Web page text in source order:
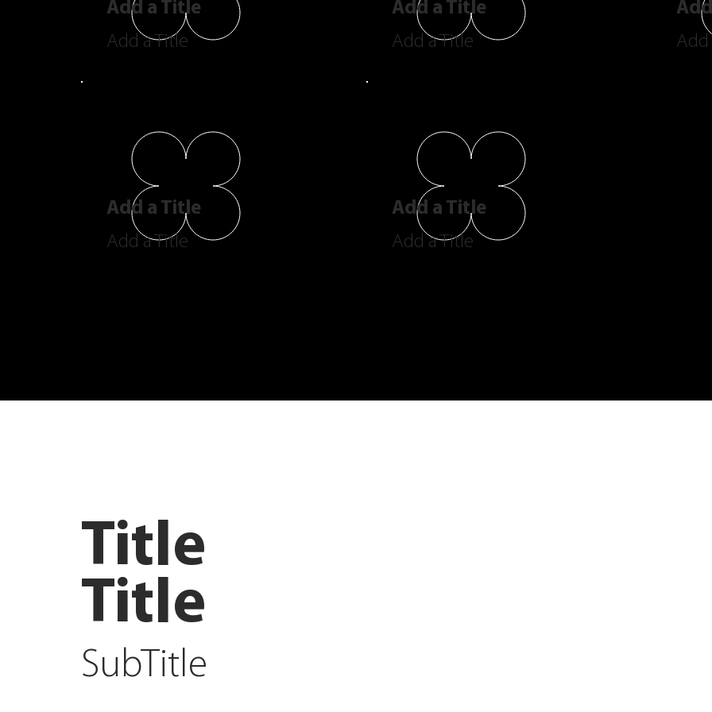
Add a Title
Add a Title
Add a Title
Add a Title
Add
Add a Title
Add a Title
Add a Title
Add a Title
Title
Title
SubTitle